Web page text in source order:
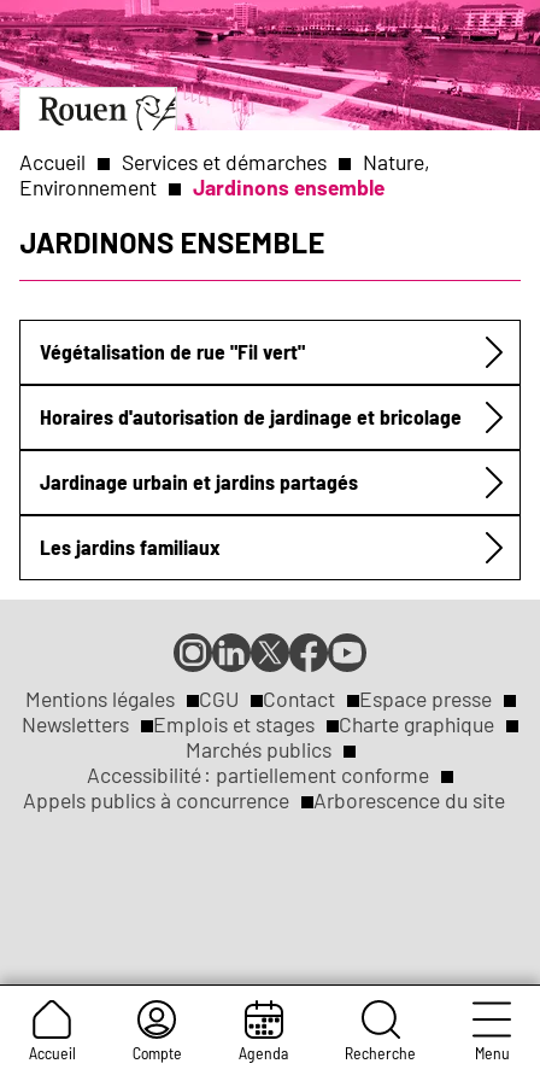
Aller
au
contenu
principal
Aller
à
page
d’accueil
Slide
1
of
1
Accueil Compte Agenda Recherche Menu
Fil
d'Ariane
Accueil Services et démarches
Nature,
Environnement
Jardinons ensemble
Jardinons ensemble
Submenu
Végétalisation de rue "Fil vert"
Horaires d'autorisation de jardinage et bricolage
Jardinage urbain et jardins partagés
Les jardins familiaux
Réseaux
sociaux
Compte
Instagram
de
la
ville
de
Rouen
Compte
LinkedIn
de
la
ville
de
Rouen
Compte
X
de
la
ville
de
Rouen
Page
Facebook
de
la
ville
de
Rouen
Page
YouTube
de
la
ville
de
Rouen
Liens
légaux
Mentions légales CGU Contact
Espace presse
Newsletters
Emplois et stages
Charte graphique
Marchés publics
Accessibilité : partiellement conforme
Appels publics à concurrence
Arborescence du site